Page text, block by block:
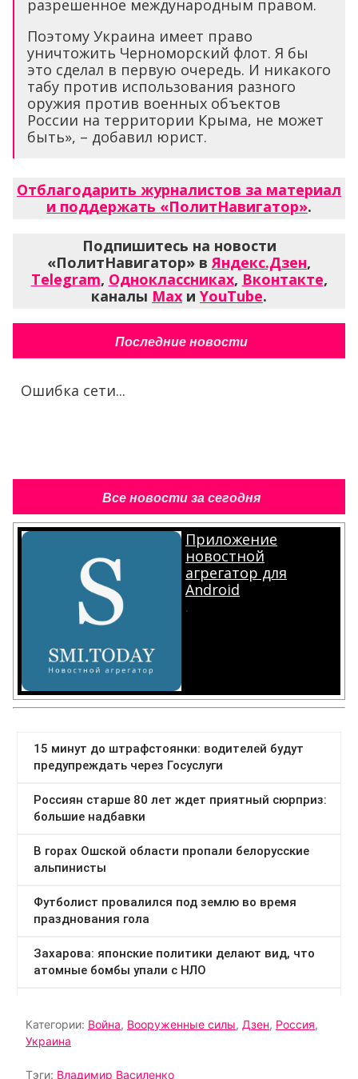
разрешенное международным правом.
Поэтому Украина имеет право
уничтожить Черноморский флот. Я бы
это сделал в первую очередь. И никакого
табу против использования разного
оружия против военных объектов
России на территории Крыма, не может
быть», – добавил юрист.
Отблагодарить журналистов за материал
и поддержать «ПолитНавигатор».
Подпишитесь на новости
«ПолитНавигатор» вЯндекс.Дзен,
Telegram, Одноклассниках, Вконтакте,
каналы Max и YouTube.
Последние новости
Ошибка сети...
Все новости за сегодня
Приложение
новостной
агрегатор для
Android
.
Категории: Война, Вооруженные силы, Дзен, Россия,
Украина
Тэги: Владимир Василенко